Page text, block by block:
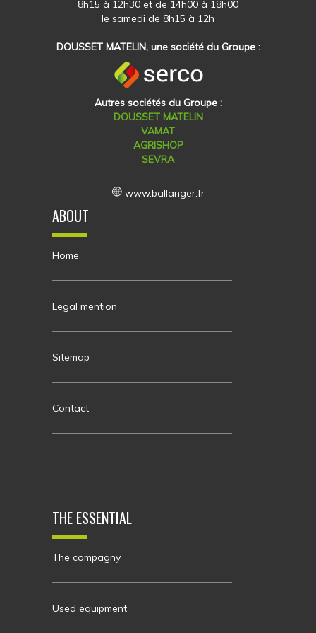
8h15 à 12h30 et de 14h00 à 18h00
le samedi de 8h15 à 12h
DOUSSET MATELIN, une société du Groupe :
Autres sociétés du Groupe :
DOUSSET MATELIN
VAMAT
AGRISHOP
SEVRA
www.ballanger.fr
ABOUT
Home
Legal mention
Sitemap
Contact
THE ESSENTIAL
The compagny
Used equipment